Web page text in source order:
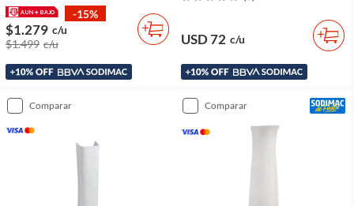
-15%
$1.279 c/u
$1.499 c/u USD 72 c/u
comparar comparar